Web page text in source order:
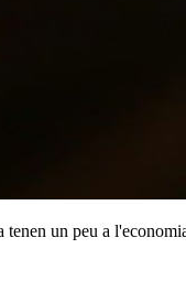
tenen un peu a